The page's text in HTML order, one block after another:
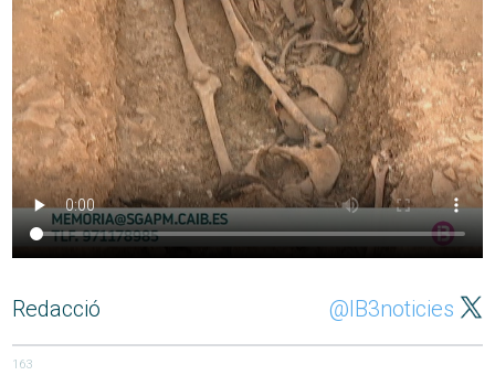
Redacció @IB3noticies
163